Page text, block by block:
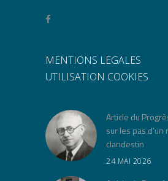
MENTIONS LEGALES
UTILISATION COOKIES
Article du
sur les pas
clandestin
24 MAI 2026